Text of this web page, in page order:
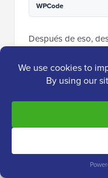
WPCode
Después de eso,
diferentes
publicación, solo
administrador.
Solo necesitas usar
administración de
‘Insertar